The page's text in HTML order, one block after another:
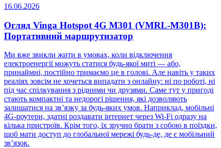
16.06.2026
Огляд Vinga Hotspot 4G M301 (VMRL-M301B):
Портативний маршрутизатор
Ми вже звикли жити в умовах, коли відключення
електроенергії можуть статися будь-якої миті — або,
принаймні, постійно тримаємо це в голові. Але навіть у таких
реаліях зовсім не хочеться випадати з онлайну: ні по роботі, ні
під час спілкування з рідними чи друзями. Саме тут у пригоді
стають компактні та недорогі рішення, які дозволяють
залишатися на зв’язку за будь-яких умов. Наприклад, мобільні
4G-роутери, здатні роздавати інтернет через Wi-Fi одразу на
кілька пристроїв. Крім того, їх зручно брати з собою в поїздки,
щоб мати доступ до глобальної мережі будь-де, де є мобільний
зв’язок.